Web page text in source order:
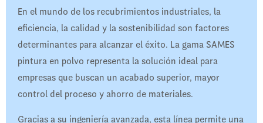
En el mundo de los recubrimientos industriales, la
eficiencia, la calidad y la sostenibilidad son factores
determinantes para alcanzar el éxito. La gama SAMES
pintura en polvo representa la solución ideal para
empresas que buscan un acabado superior, mayor
control del proceso y ahorro de materiales.
Gracias a su ingeniería avanzada, esta línea permite una